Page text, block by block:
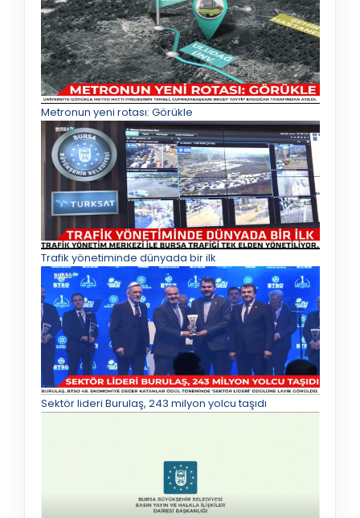
Metronun yeni rotası: Görükle
Trafik yönetiminde dünyada bir ilk
Sektör lideri Burulaş, 243 milyon yolcu taşıdı